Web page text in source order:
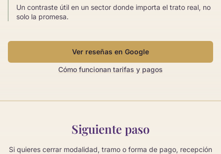
Un contraste útil en un sector donde importa el trato real, no
solo la promesa.
Ver reseñas en Google
Cómo funcionan tarifas y pagos
Siguiente paso
Si quieres cerrar modalidad, tramo o forma de pago, recepción